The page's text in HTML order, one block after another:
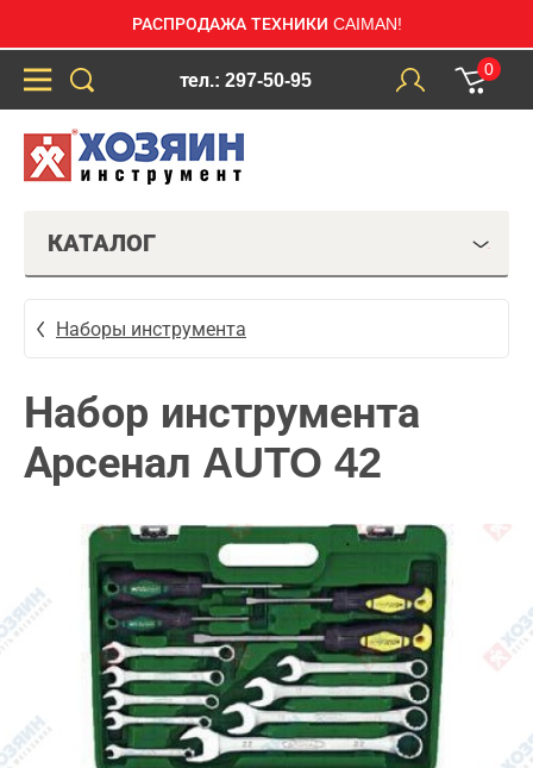
РАСПРОДАЖА ТЕХНИКИ CAIMAN!
тел.: 297-50-95
0
КАТАЛОГ
Наборы инструмента
Набор инструмента
Арсенал AUTO 42